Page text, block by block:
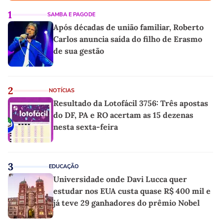
1 SAMBA E PAGODE
Após décadas de união familiar, Roberto
Carlos anuncia saída do filho de Erasmo
de sua gestão
2 NOTÍCIAS
Resultado da Lotofácil 3756: Três apostas
do DF, PA e RO acertam as 15 dezenas
nesta sexta-feira
3 EDUCAÇÃO
Universidade onde Davi Lucca quer
estudar nos EUA custa quase R$ 400 mil e
já teve 29 ganhadores do prêmio Nobel